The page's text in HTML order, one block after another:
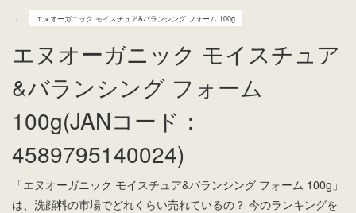
エヌオーガニック モイスチュア&バランシング フォーム 100g
エヌオーガニック モイスチュア
&バランシング フォーム
100g(JANコード：
4589795140024)
「エヌオーガニック モイスチュア&バランシング フォーム 100g」
は、洗顔料の市場でどれくらい売れているの？ 今のランキングを